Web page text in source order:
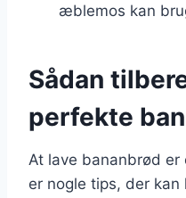
æblemos kan
Sådan
perfekte
At lave bananbrød er
er nogle tips, der